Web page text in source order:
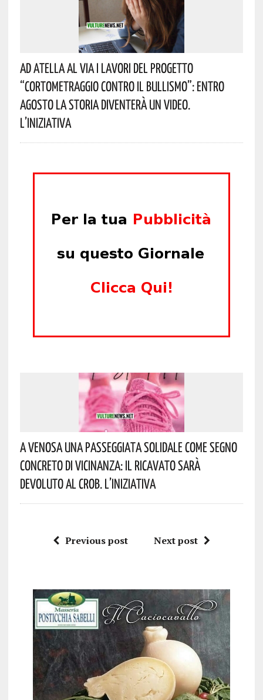
Ad Atella Al Via I Lavori Del Progetto
“Cortometraggio Contro Il Bullismo”: Entro
Agosto La Storia Diventerà Un Video.
L’iniziativa
A Venosa Una Passeggiata Solidale Come Segno
Concreto Di Vicinanza: Il Ricavato Sarà
Devoluto Al CROB. L’iniziativa
Previous post Next post